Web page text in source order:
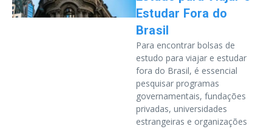
Estudar Fora do
Brasil
Para encontrar bolsas de
estudo para viajar e estudar
fora do Brasil, é essencial
pesquisar programas
governamentais, fundações
privadas, universidades
estrangeiras e organizações